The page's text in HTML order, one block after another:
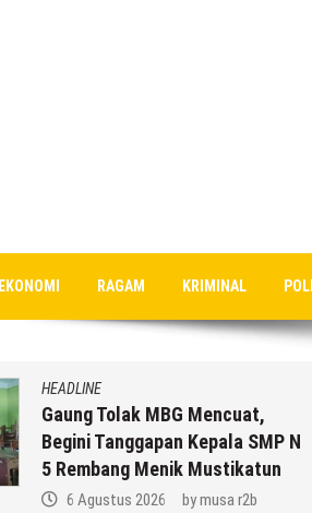
EKONOMI RAGAM KRIMINAL
HEADLINE
Gaung Tolak MBG Mencuat,
Begini Tanggapan Kepala SMP N
5 Rembang Menik Mustikatun
6 Agustus 2026 bymusa r2b